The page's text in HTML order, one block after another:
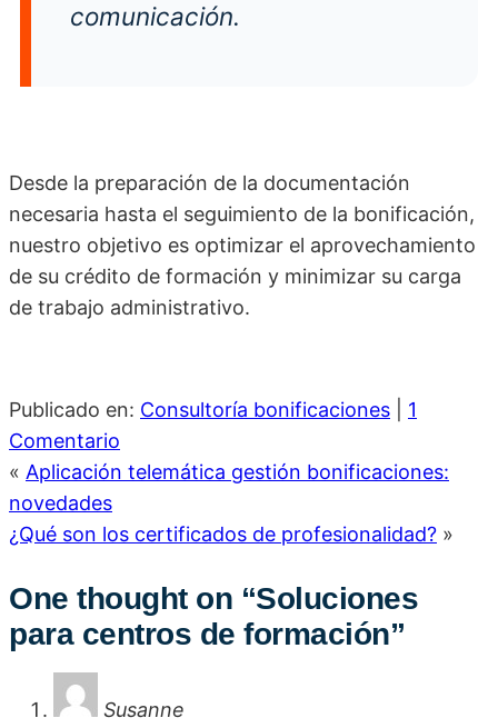
comunicación.
Desde la preparación de la documentación
necesaria hasta el seguimiento de la bonificación,
nuestro objetivo es optimizar el aprovechamiento
de su crédito de formación y minimizar su carga
de trabajo administrativo.
Publicado en: Consultoría bonificaciones
1
Comentario
« Aplicación telemática gestión bonificaciones:
novedades
¿Qué son los certificados de profesionalidad? »
One thought on “Soluciones
para centros de formación”
Susanne